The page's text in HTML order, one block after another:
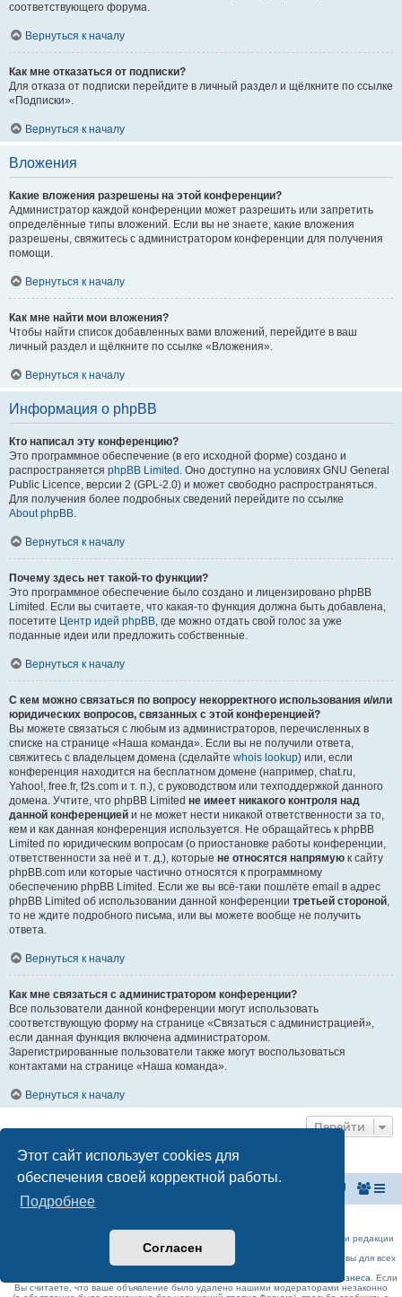
Этот сайт использует cookies для
обеспечения своей корректной работы.
Подробнее
Согласен
соответствующего форума.
Вернуться к началу
Как мне отказаться от подписки?
Для отказа от подписки перейдите в личный раздел и щёлкните по ссылке
«Подписки».
Вернуться к началу
Вложения
Какие вложения разрешены на этой конференции?
Администратор каждой конференции может разрешить или запретить
определённые типы вложений. Если вы не знаете, какие вложения
разрешены, свяжитесь с администратором конференции для получения
помощи.
Вернуться к началу
Как мне найти мои вложения?
Чтобы найти список добавленных вами вложений, перейдите в ваш
личный раздел и щёлкните по ссылке «Вложения».
Вернуться к началу
Информация о phpBB
Кто написал эту конференцию?
Это программное обеспечение (в его исходной форме) создано и
распространяется phpBB Limited . Оно доступно на условиях GNU General
Public Licence, версии 2 (GPL-2.0) и может свободно распространяться.
Для получения более подробных сведений перейдите по ссылке
About phpBB.
Вернуться к началу
Почему здесь нет такой-то функции?
Это программное обеспечение было создано и лицензировано phpBB
Limited. Если вы считаете, что какая-то функция должна быть добавлена,
посетите Центр идей phpBB, где можно отдать свой голос за уже
поданные идеи или предложить собственные.
Вернуться к началу
С кем можно связаться по вопросу некорректного использования и/или
юридических вопросов, связанных с этой конференцией?
Вы можете связаться с любым из администраторов, перечисленных в
списке на странице «Наша команда». Если вы не получили ответа,
свяжитесь с владельцем домена (сделайте whois lookup) или, если
конференция находится на бесплатном домене (например, chat.ru,
Yahoo!, free.fr, f2s.com и т. п.), с руководством или техподдержкой данного
домена. Учтите, что phpBB Limited не имеет никакого контроля над
данной конференцией и не может нести никакой ответственности за то,
кем и как данная конференция используется. Не обращайтесь к phpBB
Limited по юридическим вопросам (о приостановке работы конференции,
ответственности за неё и т. д.), которые не относятся напрямую к сайту
phpBB.com или которые частично относятся к программному
обеспечению phpBB Limited. Если же вы всё-таки пошлёте email в адрес
phpBB Limited об использовании данной конференции третьей стороной,
то не ждите подробного письма, или вы можете вообще не получить
ответа.
Вернуться к началу
Как мне связаться с администратором конференции?
Все пользователи данной конференции могут использовать
соответствующую форму на странице «Связаться с администрацией»,
если данная функция включена администратором.
Зарегистрированные пользователи также могут воспользоваться
контактами на странице «Наша команда».
Вернуться к началу
Перейти
Эл. почта:admin@rarib.ru office@rarib.ru
использование материалов сайта возможно только при письменном согласии редакции
RARIB.RU
На нашем портале правила размещения объявлений и информации одинаковы для всех
пользователей, в соответствии с соблюдением правил Форума!,
Официальные форумы деятелей игорного бизнеса . Если
Вы считаете, что ваше объявление было удалено нашими модераторами незаконно